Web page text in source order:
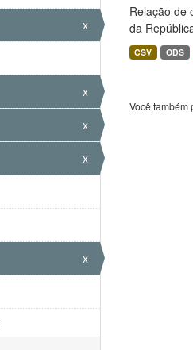
x
x
x
x
x
Relação de
da
CSV ODS
Você também